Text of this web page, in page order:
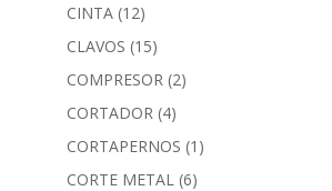
CINTA (12)
CLAVOS (15)
COMPRESOR (2)
CORTADOR (4)
CORTAPERNOS (1)
CORTE METAL (6)